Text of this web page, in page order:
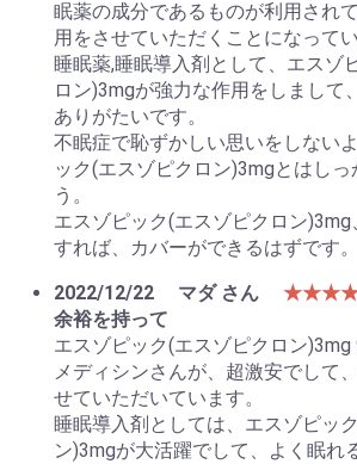
眠薬の成分であるものが利用され
用をさせていただくことになってい
睡眠薬,睡眠導入剤として、エスゾ
ロン)3mgが強力な作用をしまして
ありがたいです。
不眠症で恥ずかしい思いをしない
ック(エスゾピクロン)3mgとはしっ
う。
エスゾピック(エスゾピクロン
すれば、カバーができるはずです。
2022/12/22
マダ さん
余裕を持って
エスゾピック(エスゾピクロン
メディシンさんが、超激安でして
せていただいています。
睡眠導入剤としては、エスゾピッ
ン)3mgが大活躍でして、よく眠れ